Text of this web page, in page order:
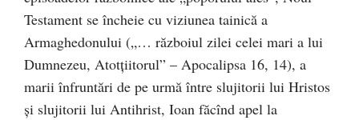
Testament se încheie cu viziunea tainică a
Armaghedonului („… războiul zilei celei mari a lui
Dumnezeu, Atotţiitorul” – Apocalipsa 16, 14), a
marii înfruntări de pe urmă între slujitorii lui Hristos
şi slujitorii lui Antihrist, Ioan făcînd apel la